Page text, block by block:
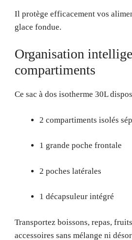
Il protège efficacement vos
glace fondue.
Organisation
compartiments
Ce sac à dos isotherme 30L
2 compartiments isolés
1 grande poche frontale
2 poches latérales
1 décapsuleur intégré
Transportez boissons, repas,
accessoires sans mélange ni